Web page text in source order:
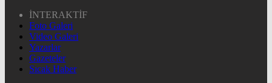
İNTERAKTİF
Foto Galeri
Video Galeri
Yazarlar
Gazeteler
Sıcak Haber